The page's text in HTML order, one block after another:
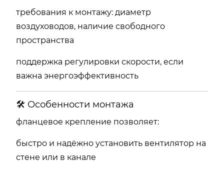
требования к монтажу: диаметр
воздуховодов, наличие свободного
пространства
поддержка регулировки скорости, если
важна энергоэффективность
🛠 Особенности монтажа
фланцевое крепление позволяет:
быстро и надёжно установить вентилятор на
стене или в канале